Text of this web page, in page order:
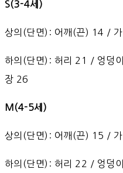
S(3-4세)
상의(단면): 어깨(끈) 14 /
하의(단면): 허리 21 / 엉덩
장 26
M(4-5세)
상의(단면): 어깨(끈) 15 /
하의(단면): 허리 22 / 엉덩